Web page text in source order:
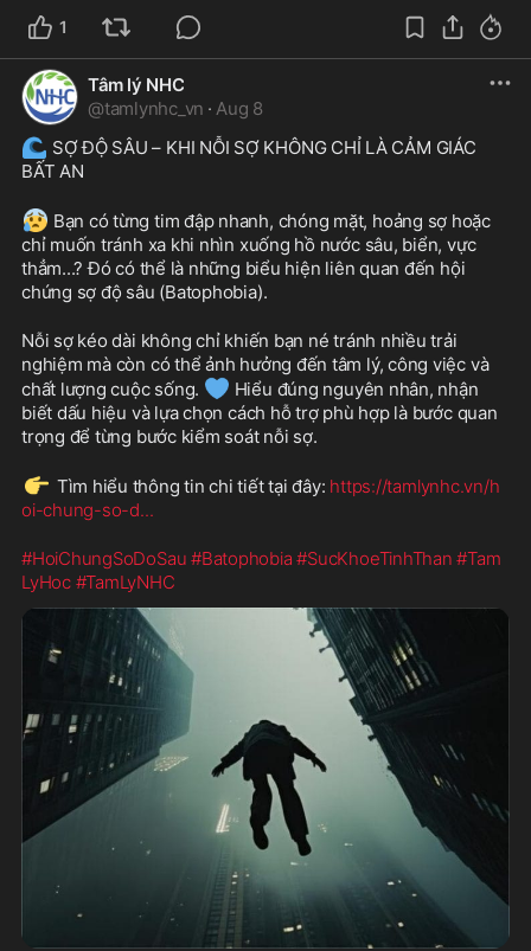
1
Tâm lý NHC
@tamlynhc_vn · Aug 8
🌊 SỢ ĐỘ SÂU – KHI NỖI SỢ KHÔNG CHỈ LÀ CẢM GIÁC
BẤT AN
😰 Bạn có từng tim đập nhanh, chóng mặt, hoảng sợ hoặc
chỉ muốn tránh xa khi nhìn xuống hồ nước sâu, biển, vực
thẳm...? Đó có thể là những biểu hiện liên quan đến hội
chứng sợ độ sâu (Batophobia).
Nỗi sợ kéo dài không chỉ khiến bạn né tránh nhiều trải
nghiệm mà còn có thể ảnh hưởng đến tâm lý, công việc và
chất lượng cuộc sống. 💙 Hiểu đúng nguyên nhân, nhận
biết dấu hiệu và lựa chọn cách hỗ trợ phù hợp là bước quan
trọng để từng bước kiểm soát nỗi sợ.
👉 Tìm hiểu thông tin chi tiết tại đây: https://tamlynhc.vn/h
oi-chung-so-d...
#HoiChungSoDoSau #Batophobia #SucKhoeTinhThan #Tam
LyHoc #TamLyNHC